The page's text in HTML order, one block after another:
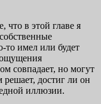
в этой главе я
то имел или будет
совпадает, но могут
достиг ли он
иллюзии.